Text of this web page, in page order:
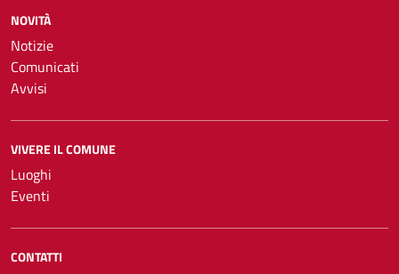
NOVITÀ
Notizie
Comunicati
Avvisi
VIVERE IL COMUNE
Luoghi
Eventi
CONTATTI